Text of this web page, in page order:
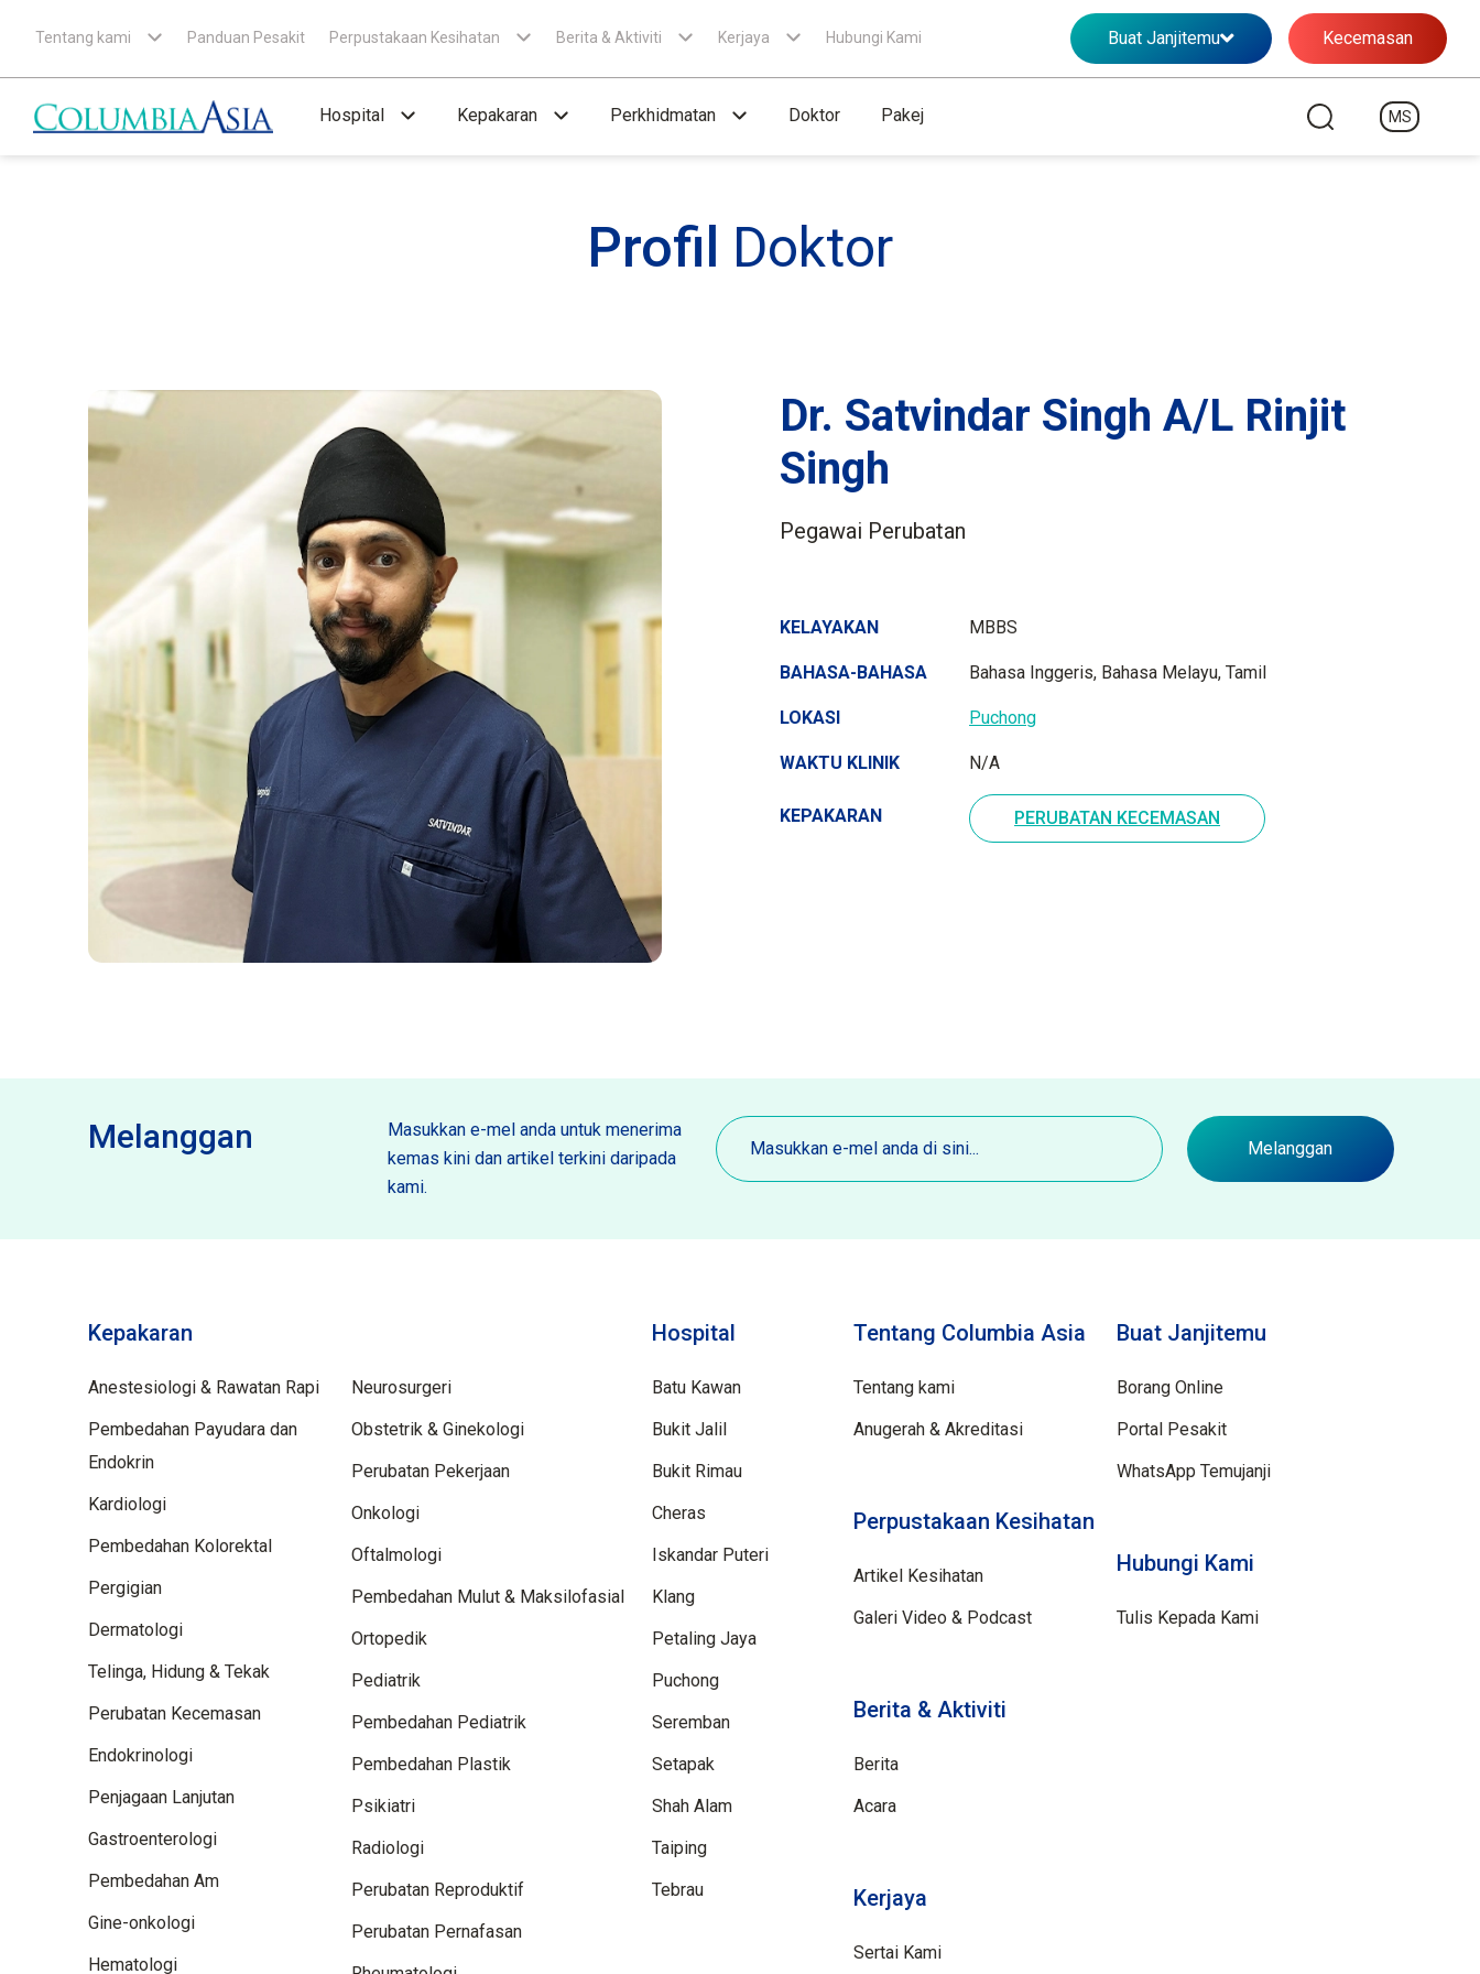
Tentang kami Panduan Pesakit Perpustakaan Kesihatan Berita & Aktiviti Kerjaya Hubungi Kami Buat Janjitemu Kecemasan
Hospital Kepakaran Perkhidmatan Doktor Pakej MS
Profil Doktor
Dr. Satvindar Singh A/L Rinjit
Singh
Pegawai Perubatan
KELAYAKAN MBBS
BAHASA-BAHASA Bahasa Inggeris, Bahasa Melayu, Tamil
LOKASI Puchong
WAKTU KLINIK N/A
KEPAKARAN PERUBATAN KECEMASAN
Melanggan
Masukkan e-mel anda untuk menerima
kemas kini dan artikel terkini daripada
kami.
E-
mel
(Diperlukan)
Melanggan
Kepakaran
Anestesiologi & Rawatan Rapi
Pembedahan Payudara dan
Endokrin
Kardiologi
Pembedahan Kolorektal
Pergigian
Dermatologi
Telinga, Hidung & Tekak
Perubatan Kecemasan
Endokrinologi
Penjagaan Lanjutan
Gastroenterologi
Pembedahan Am
Gine-onkologi
Hematologi
Neurosurgeri
Obstetrik & Ginekologi
Perubatan Pekerjaan
Onkologi
Oftalmologi
Pembedahan Mulut & Maksilofasial
Ortopedik
Pediatrik
Pembedahan Pediatrik
Pembedahan Plastik
Psikiatri
Radiologi
Perubatan Reproduktif
Perubatan Pernafasan
Hospital
Batu Kawan
Bukit Jalil
Bukit Rimau
Cheras
Iskandar Puteri
Klang
Petaling Jaya
Puchong
Seremban
Setapak
Shah Alam
Taiping
Tebrau
Tentang Columbia Asia
Tentang kami
Anugerah & Akreditasi
Perpustakaan Kesihatan
Artikel Kesihatan
Galeri Video & Podcast
Berita & Aktiviti
Berita
Acara
Kerjaya
Sertai Kami
Buat Janjitemu
Borang Online
Portal Pesakit
WhatsApp Temujanji
Hubungi Kami
Tulis Kepada Kami